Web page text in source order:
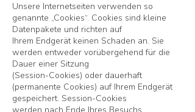
Unsere Internetseiten verwenden so
genannte „Cookies“. Cookies sind kleine
Datenpakete und richten auf
Ihrem Endgerät keinen Schaden an. Sie
werden entweder vorübergehend für die
Dauer einer Sitzung
(Session-Cookies) oder dauerhaft
(permanente Cookies) auf Ihrem Endgerät
gespeichert. Session-Cookies